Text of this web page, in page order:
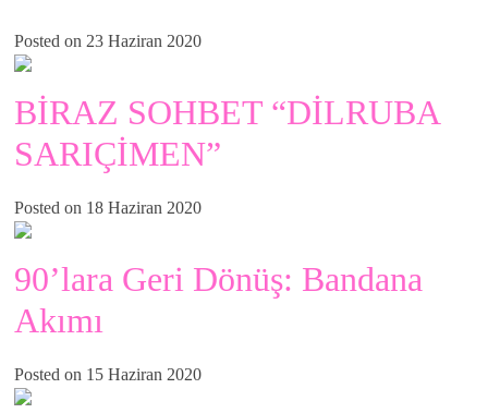
Posted on 23 Haziran 2020
BİRAZ SOHBET “DİLRUBA
SARIÇİMEN”
Posted on 18 Haziran 2020
90’lara Geri Dönüş: Bandana
Akımı
Posted on 15 Haziran 2020